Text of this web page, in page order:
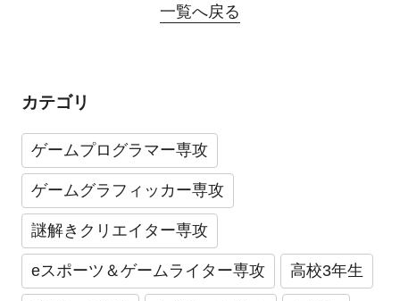
一覧へ戻る
カテゴリ
ゲームプログラマー専攻
ゲームグラフィッカー専攻
謎解きクリエイター専攻
eスポーツ＆ゲームライター専攻 高校3年生